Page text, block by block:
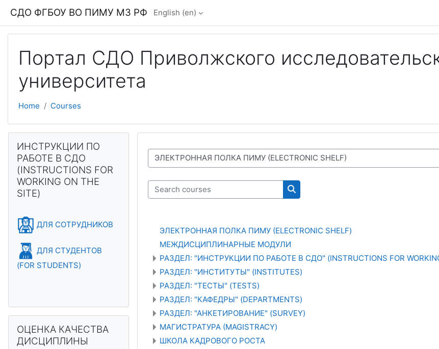
СДО ФГБОУ ВО ПИМУ МЗ РФ English ‎(en)‎
Портал СДО Приволжского
университета
Home Courses
Course categories
Search courses
Search courses
ЭЛЕКТРОННАЯ ПОЛКА ПИМУ (ELECTRONIC SHELF)
МЕЖДИСЦИПЛИНАРНЫЕ МОДУЛИ
РАЗДЕЛ: "ИНСТРУКЦИИ ПО РАБОТЕ В СДО" (INSTRUCTIONS FOR
РАЗДЕЛ: "ИНСТИТУТЫ" (INSTITUTES)
РАЗДЕЛ: "ТЕСТЫ" (TESTS)
РАЗДЕЛ: "КАФЕДРЫ" (DEPARTMENTS)
РАЗДЕЛ: "АНКЕТИРОВАНИЕ" (SURVEY)
МАГИСТРАТУРА (MAGISTRACY)
ШКОЛА КАДРОВОГО РОСТА
Blocks
ИНСТРУКЦИИ ПО
РАБОТЕ В СДО
(INSTRUCTIONS FOR
WORKING ON THE
SITE)
ДЛЯ СОТРУДНИКОВ
ДЛЯ СТУДЕНТОВ
(FOR STUDENTS)
ОЦЕНКА КАЧЕСТВА
ДИСЦИПЛИНЫ